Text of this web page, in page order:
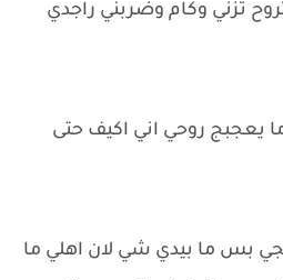
تزني وكام وضربني راجدي
يعجبج روحي اني اكيف حتى
بس ما بيدي شي لان اهلي ما